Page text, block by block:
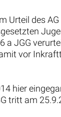
Urteil des
JGG
vor
hier
tritt am